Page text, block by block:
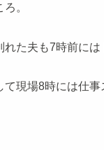
。
れた夫も7時前には
て現場8時には仕事